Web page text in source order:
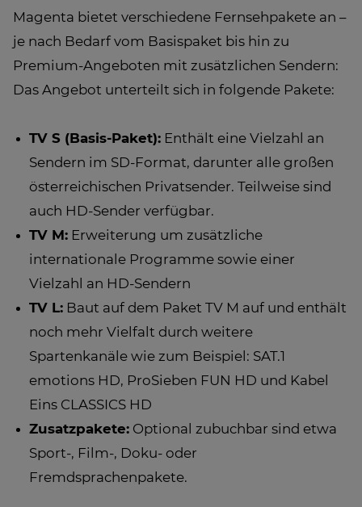
Magenta bietet verschiedene Fernsehpakete an –
je nach Bedarf vom Basispaket bis hin zu
Premium-Angeboten mit zusätzlichen Sendern:
Das Angebot unterteilt sich in folgende Pakete:
TV S (Basis-Paket): Enthält eine Vielzahl an
Sendern im SD-Format, darunter alle großen
österreichischen Privatsender. Teilweise sind
auch HD-Sender verfügbar.
TV M: Erweiterung um zusätzliche
internationale Programme sowie einer
Vielzahl an HD-Sendern
TV L: Baut auf dem Paket TV M auf und enthält
noch mehr Vielfalt durch weitere
Spartenkanäle wie zum Beispiel: SAT.1
emotions HD, ProSieben FUN HD und Kabel
Eins CLASSICS HD
Zusatzpakete: Optional zubuchbar sind etwa
Sport-, Film-, Doku- oder
Fremdsprachenpakete.